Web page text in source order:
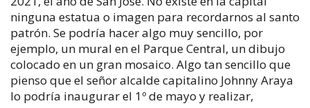
ninguna estatua o imagen para recordarnos al santo
patrón. Se podría hacer algo muy sencillo, por
ejemplo, un mural en el Parque Central, un dibujo
colocado en un gran mosaico. Algo tan sencillo que
pienso que el señor alcalde capitalino Johnny Araya
lo podría inaugurar el 1º de mayo y realizar,